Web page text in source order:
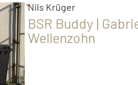
Nils Krüger
BSR Buddy |
Wellenzohn